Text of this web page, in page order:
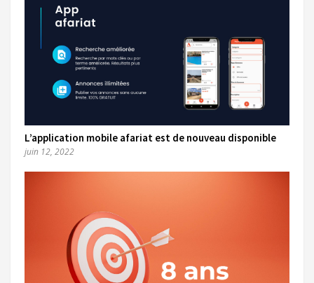
L’application mobile afariat est de nouveau disponible
juin 12, 2022